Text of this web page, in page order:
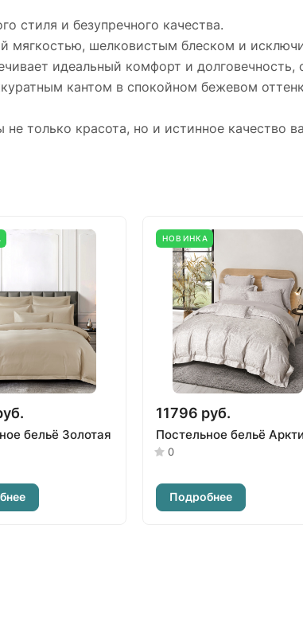
стиля и безупречного качества.
мягкостью, шелковистым блеском и
идеальный комфорт и долговечность,
кантом в спокойном бежевом
только красота, но и истинное качество
бельё Золотая
НОВИНКА
11796 руб.
Постельное бельё
0
Подробнее